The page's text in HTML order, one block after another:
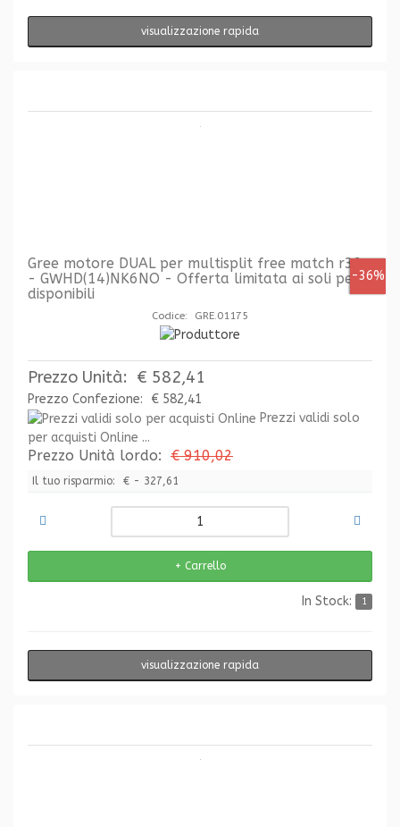
visualizzazione rapida
-36%
Gree motore DUAL per multisplit free match r32
- GWHD(14)NK6NO - Offerta limitata ai soli pezzi
disponibili
Codice: GRE.01175
Prezzo Unità: € 582,41
Prezzo Confezione:
€ 582,41
Prezzi validi solo
per acquisti Online ...
Prezzo Unità lordo: € 910,02
Il tuo risparmio: € - 327,61
In Stock: 1
visualizzazione rapida